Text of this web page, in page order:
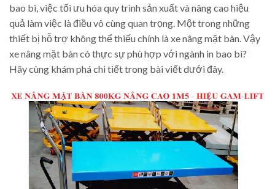
bao bì, việc tối ưu hóa quy trình sản xuất và nâng cao hiệu
quả làm việc là điều vô cùng quan trọng. Một trong những
thiết bị hỗ trợ không thể thiếu chính là xe nâng mặt bàn. Vậy
xe nâng mặt bàn có thực sự phù hợp với ngành in bao bì?
Hãy cùng khám phá chi tiết trong bài viết dưới đây.